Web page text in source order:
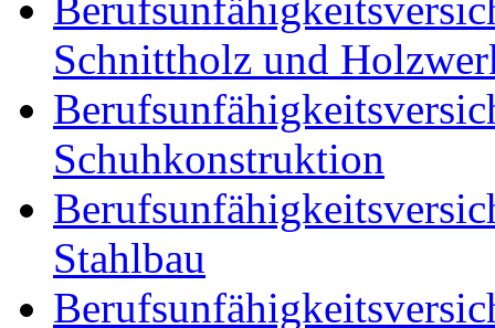
Schnittholz und
Schuhkonstruktion
Stahlbau